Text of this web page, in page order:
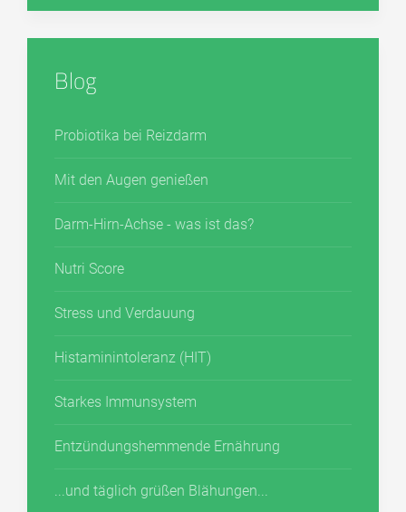
Blog
Probiotika bei Reizdarm
Mit den Augen genießen
Darm-Hirn-Achse - was ist das?
Nutri Score
Stress und Verdauung
Histaminintoleranz (HIT)
Starkes Immunsystem
Entzündungshemmende Ernährung
...und täglich grüßen Blähungen...